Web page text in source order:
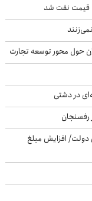
قیمت نفت شد
حول محور توسعه تجارت
در دشتی
دولت/ افزایش مبلغ